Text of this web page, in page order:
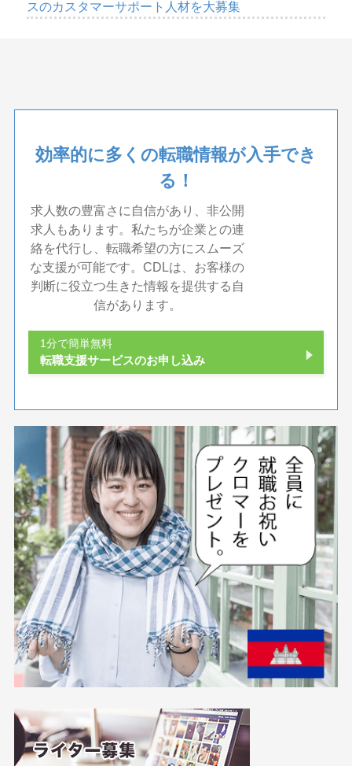
スのカスタマーサポート人材を大募集
効率的に多くの転職情報が入手でき
る！
求人数の豊富さに自信があり、非公開
求人もあります。私たちが企業との連
絡を代行し、転職希望の方にスムーズ
な支援が可能です。CDLは、お客様の
判断に役立つ生きた情報を提供する自
信があります。
1分で簡単無料
転職支援サービスのお申し込み